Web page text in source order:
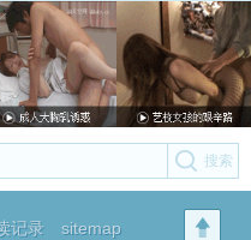
记录 sitemap